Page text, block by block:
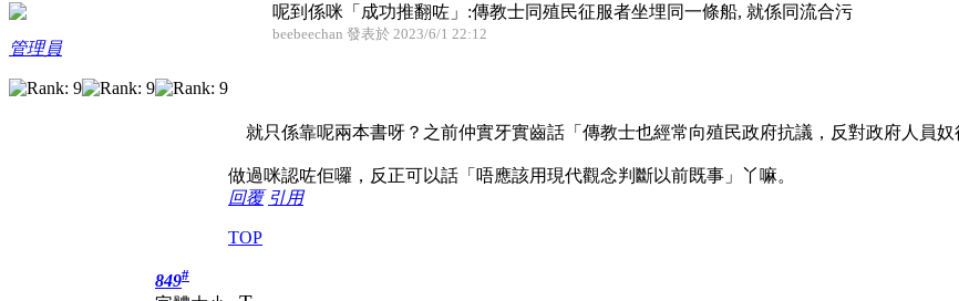
管理員
呢到係咪「成功推翻咗」:傳教士同殖民征服者坐埋同一條船, 就係同流合污
beebeechan 發表於 2023/6/1 22:12
就只係靠呢兩本書呀？之前仲實牙實齒話「傳教士也經常向殖民政府抗議，反對政府人員奴
做過咪認咗佢囉，反正可以話「唔應該用現代觀念判斷以前既事」丫嘛。
回覆 引用
TOP
849#